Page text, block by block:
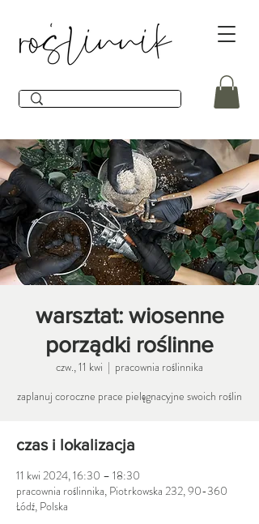
warsztat: wiosenne
porządki roślinne
czw., 11 kwi
  |
pracownia roślinnika
zaplanuj coroczne prace pielęgnacyjne swoich roślin
czas i lokalizacja
11 kwi 2024, 16:30 – 18:30
pracownia roślinnika, Piotrkowska 232, 90-360
Łódź, Polska